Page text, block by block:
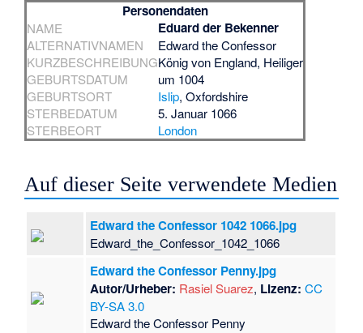
Personendaten
NAME Eduard der Bekenner
ALTERNATIVNAMEN
Edward the Confessor
KURZBESCHREIBUNGKönig von England, Heiliger
GEBURTSDATUM
um 1004
GEBURTSORT
Islip, Oxfordshire
STERBEDATUM
5. Januar 1066
STERBEORT
London
Auf dieser Seite verwendete Medien
Edward the Confessor 1042 1066.jpg
Edward_the_Confessor_1042_1066
Edward the Confessor Penny.jpg
Autor/Urheber: Rasiel Suarez, Lizenz: CC
BY-SA 3.0
Edward the Confessor Penny